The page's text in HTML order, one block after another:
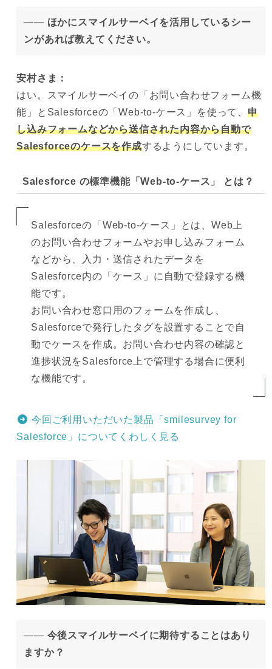
—— ほかにスマイルサーベイを活用しているシー
ンがあれば教えてください。
安村さま：
はい。スマイルサーベイの「お問い合わせフォーム機
能」とSalesforceの「Web-to-ケース」を使って、申
し込みフォームなどから送信された内容から自動で
Salesforceのケースを作成するようにしています。
Salesforce の標準機能「Web-to-ケース」 とは？
Salesforceの「Web-to-ケース」とは、Web上
のお問い合わせフォームやお申し込みフォーム
などから、入力・送信されたデータを
Salesforce内の「ケース」に自動で登録する機
能です。
お問い合わせ窓口用のフォームを作成し、
Salesforceで発行したタグを設置することで自
動でケースを作成。お問い合わせ内容の確認と
進捗状況をSalesforce上で管理する場合に便利
な機能です。
今回ご利用いただいた製品「smilesurvey for
Salesforce」についてくわしく見る
—— 今後スマイルサーベイに期待することはあり
ますか？